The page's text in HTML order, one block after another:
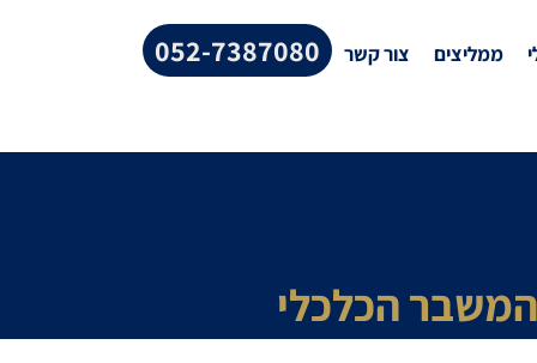
ממליצים צור קשר 052-7387080
הכלכלי